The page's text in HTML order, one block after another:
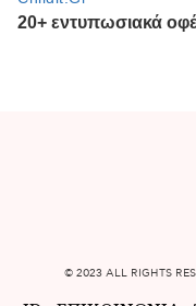
© 2023 ALL RIGHTS